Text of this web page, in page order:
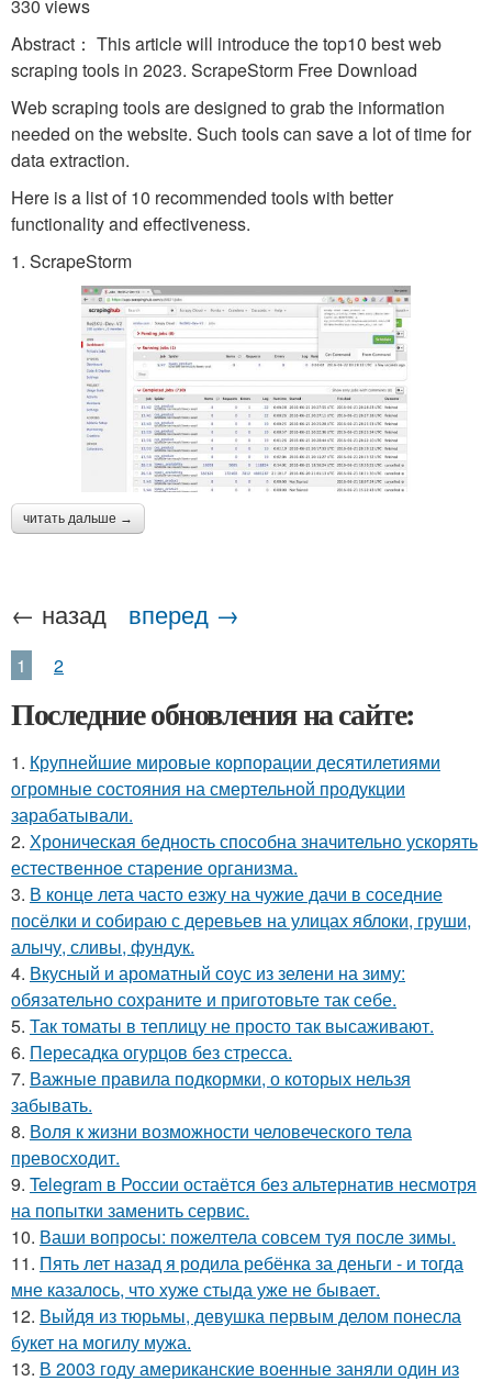
330 views
Abstract： This article will introduce the top10 best web
scraping tools in 2023. ScrapeStorm Free Download
Web scraping tools are designed to grab the information
needed on the website. Such tools can save a lot of time for
data extraction.
Here is a list of 10 recommended tools with better
functionality and effectiveness.
1. ScrapeStorm
читать дальше →
← назад вперед →
1 2
Последние обновления на сайте:
1. Крупнейшие мировые корпорации десятилетиями
огромные состояния на смертельной продукции
зарабатывали.
2. Хроническая бедность способна значительно ускорять
естественное старение организма.
3. В конце лета часто езжу на чужие дачи в соседние
посёлки и собираю с деревьев на улицах яблоки, груши,
алычу, сливы, фундук.
4. Вкусный и ароматный соус из зелени на зиму:
обязательно сохраните и приготовьте так себе.
5. Так томаты в теплицу не просто так высаживают.
6. Пересадка огурцов без стресса.
7. Важные правила подкормки, о которых нельзя
забывать.
8. Воля к жизни возможности человеческого тела
превосходит.
9. Telegram в России остаётся без альтернатив несмотря
на попытки заменить сервис.
10. Ваши вопросы: пожелтела совсем туя после зимы.
11. Пять лет назад я родила ребёнка за деньги - и тогда
мне казалось, что хуже стыда уже не бывает.
12. Выйдя из тюрьмы, девушка первым делом понесла
букет на могилу мужа.
13. В 2003 году американские военные заняли один из